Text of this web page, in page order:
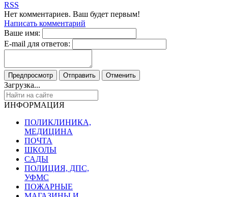
RSS
Нет комментариев. Ваш будет первым!
Написать комментарий
Ваше имя:
E-mail для ответов:
Загрузка...
ИНФОРМАЦИЯ
ПОЛИКЛИНИКА,
МЕДИЦИНА
ПОЧТА
ШКОЛЫ
САДЫ
ПОЛИЦИЯ, ДПС,
УФМС
ПОЖАРНЫЕ